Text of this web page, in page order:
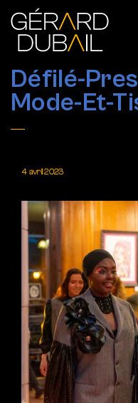
Défilé-
Mode-Et-
4 avril 2023